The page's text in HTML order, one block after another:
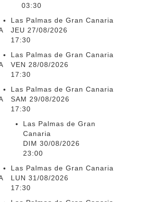
03:30
Las Palmas de Gran Canaria
JEU 27/08/2026
17:30
Las Palmas de Gran Canaria
VEN 28/08/2026
17:30
Las Palmas de Gran Canaria
SAM 29/08/2026
17:30
Las Palmas de Gran
Canaria
DIM 30/08/2026
23:00
Las Palmas de Gran Canaria
LUN 31/08/2026
17:30